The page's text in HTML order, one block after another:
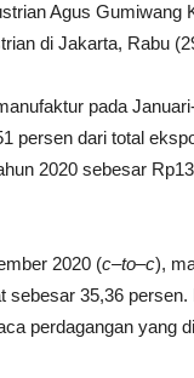
Agus
di Jakarta, Rabu
pada
persen dari total
2020 sebesar
2020 (c–to–c),
sebesar 35,36
perdagangan yang